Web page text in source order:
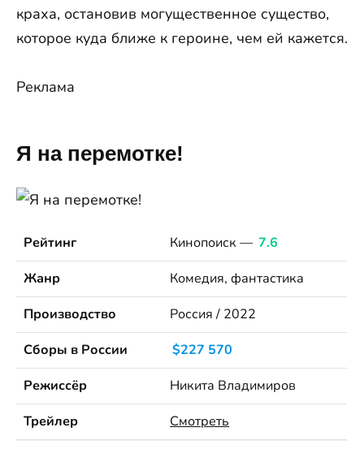
краха, остановив могущественное существо,
которое куда ближе к героине, чем ей кажется.
Реклама
Я на перемотке!
Рейтинг Кинопоиск — 7.6
Жанр
Комедия, фантастика
Производство
Россия / 2022
Сборы в России
$227 570
Режиссёр
Никита Владимиров
Трейлер
Смотреть